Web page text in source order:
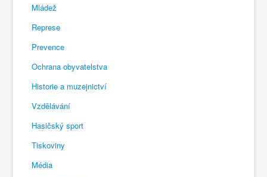
Mládež
Represe
Prevence
Ochrana obyvatelstva
Historie a muzejnictví
Vzdělávání
Hasičský sport
Tiskoviny
Média